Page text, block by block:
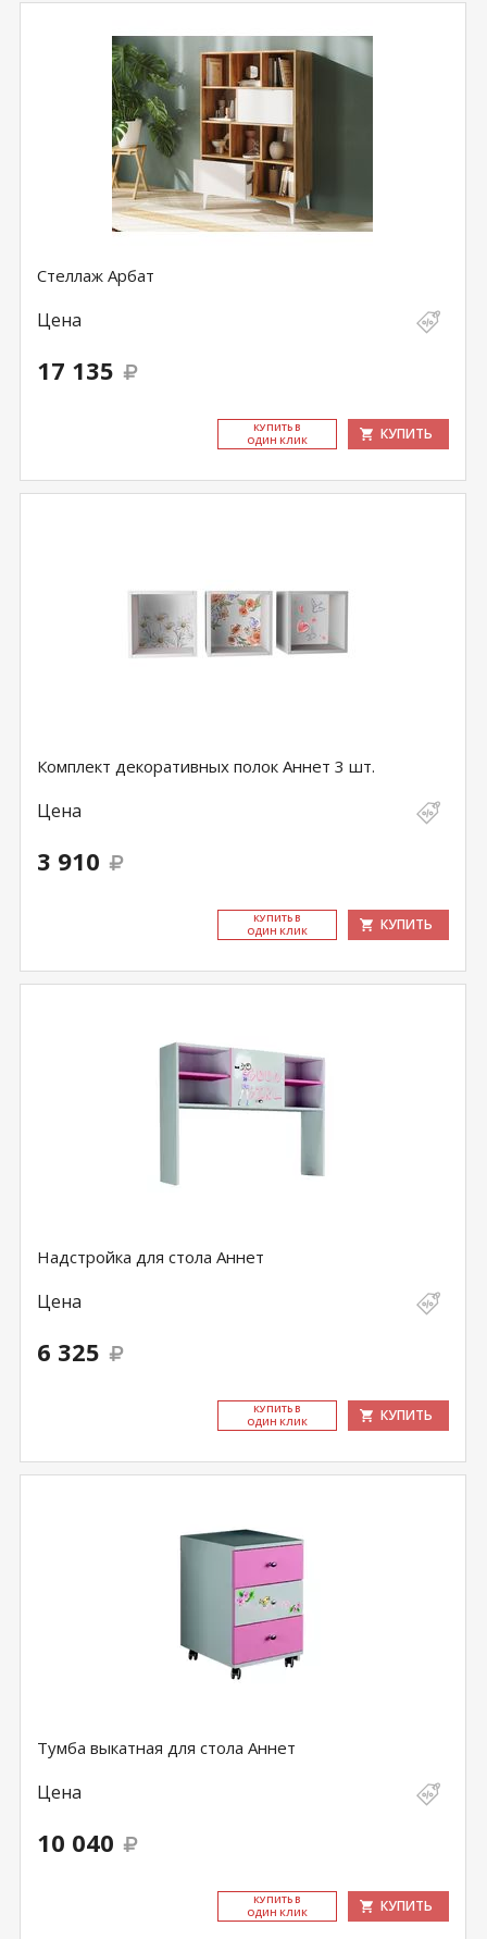
Стеллаж Арбат
Цена
17 135
КУ­ПИТЬ В
ОДИН КЛИК
КУПИТЬ
Комплект декоративных полок Аннет 3 шт.
Цена
3 910
КУ­ПИТЬ В
ОДИН КЛИК
КУПИТЬ
Надстройка для стола Аннет
Цена
6 325
КУ­ПИТЬ В
ОДИН КЛИК
КУПИТЬ
Тумба выкатная для стола Аннет
Цена
10 040
КУ­ПИТЬ В
ОДИН КЛИК
КУПИТЬ